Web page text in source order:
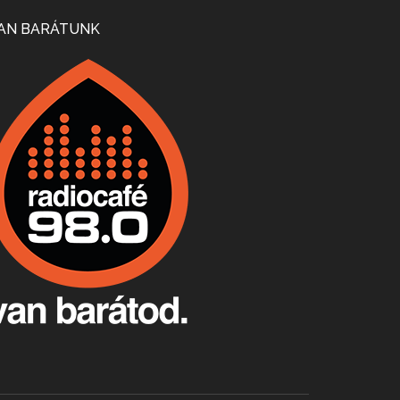
Apr 24, 2026 • 00:38:10
Villány, kékfrankos, Jackfall
Apr 17, 2026 • 00:35:38
Apr 9, 2026 • 00:37:17
BARÁTUNK